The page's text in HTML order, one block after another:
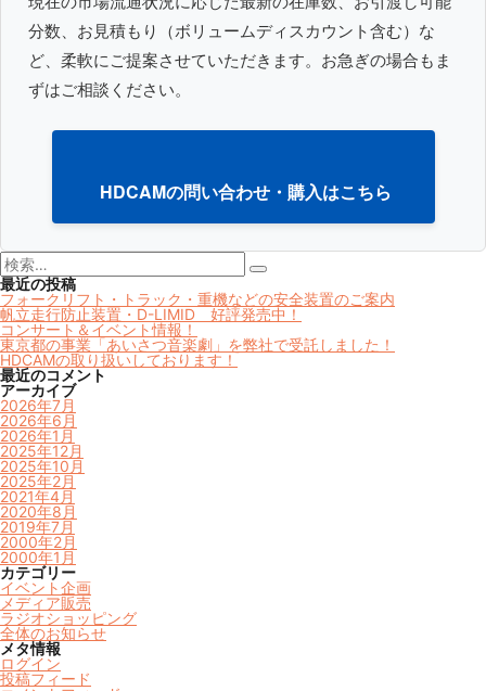
分数、お見積もり（ボリュームディスカウント含む）な
ど、柔軟にご提案させていただきます。お急ぎの場合もま
ずはご相談ください。
HDCAMの問い合わせ・購入はこちら
検
索:
検
索
最近の投稿
フォークリフト・トラック・重機などの安全装置のご案内
帆立走行防止装置・D-LIMID 好評発売中！
コンサート＆イベント情報！
東京都の事業「あいさつ音楽劇」を弊社で受託しました！
HDCAMの取り扱いしております！
最近のコメント
アーカイブ
2026年7月
2026年6月
2026年1月
2025年12月
2025年10月
2025年2月
2021年4月
2020年8月
2019年7月
2000年2月
2000年1月
カテゴリー
イベント企画
メディア販売
ラジオショッピング
全体のお知らせ
メタ情報
ログイン
投稿フィード